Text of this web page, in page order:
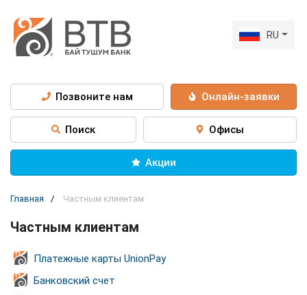
RU
Позвоните нам Онлайн-заявки
Поиск Офисы
Акции
Главная Частным клиентам
Частным клиентам
Платежные карты UnionPay
Банковский счет